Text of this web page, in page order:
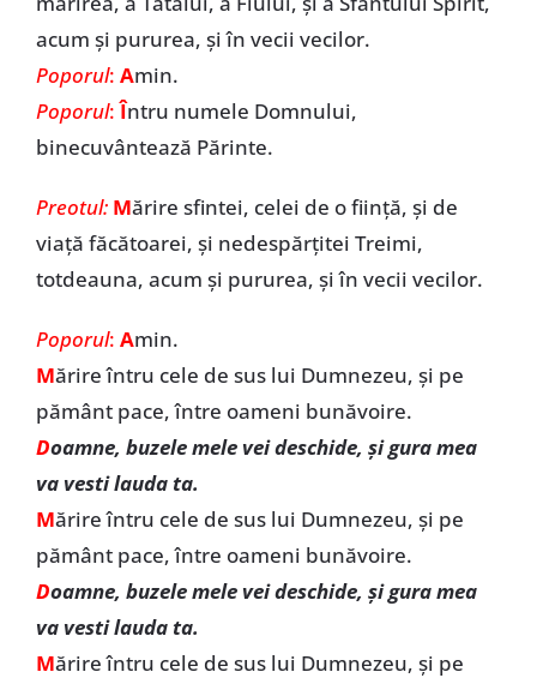
acum și pururea, și în vecii vecilor.
Poporul: Amin.
Poporul:Întru numele Domnului,
binecuvântează Părinte.
Preotul: Mărire sfintei, celei de o ființă, și de
viață făcătoarei, și nedespărțitei Treimi,
totdeauna, acum și pururea, și în vecii vecilor.
Poporul: Amin.
Mărire întru cele de sus lui Dumnezeu, și pe
pământ pace, între oameni bunăvoire.
Doamne, buzele mele vei deschide, și gura mea
va vesti lauda ta.
Mărire întru cele de sus lui Dumnezeu, și pe
pământ pace, între oameni bunăvoire.
Doamne, buzele mele vei deschide, și gura mea
va vesti lauda ta.
Mărire întru cele de sus lui Dumnezeu, și pe